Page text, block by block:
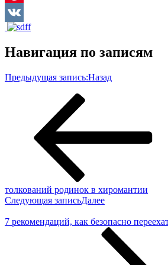
Pinterest
VK
Навигация по записям
Предыдущая запись:Назад
толкований родинок в хиромантии
Следующая записьДалее
7 рекомендаций, как безопасно